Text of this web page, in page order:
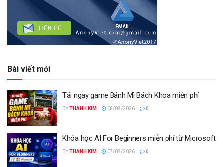
Bài viết mới
Tải ngay game Bánh Mì Bách Khoa miễn phí
BYTHANH KIM 08/08/2026 0
Khóa học AI For Beginners miễn phí từ Microsoft
BYTHANH KIM 07/08/2026 0